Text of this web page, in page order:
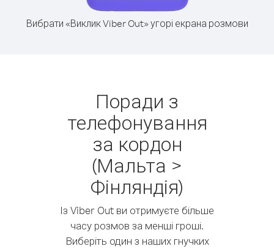
Вибрати «Виклик Viber Out» угорі екрана розмови
Поради з
телефонування
за кордон
(Мальта >
Фінляндія)
Із Viber Out ви отримуєте більше
часу розмов за менші гроші.
Виберіть один з наших гнучких